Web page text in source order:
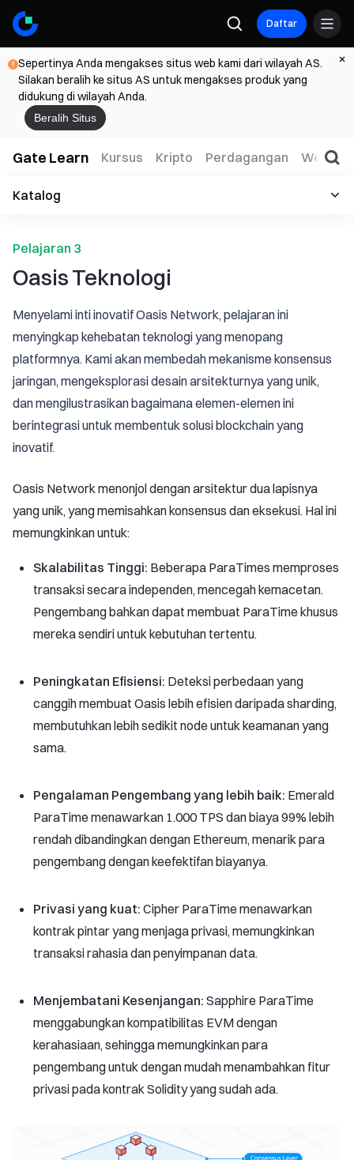
Daftar
Sepertinya Anda mengakses situs web kami dari wilayah AS.
Silakan beralih ke situs AS untuk mengakses produk yang
didukung di wilayah Anda.
Beralih Situs
Gate Learn Kursus Kripto Perdagangan Web3
Katalog
Pelajaran 3
Oasis Teknologi
Menyelami inti inovatif Oasis Network, pelajaran ini
menyingkap kehebatan teknologi yang menopang
platformnya. Kami akan membedah mekanisme konsensus
jaringan, mengeksplorasi desain arsitekturnya yang unik,
dan mengilustrasikan bagaimana elemen-elemen ini
berintegrasi untuk membentuk solusi blockchain yang
inovatif.
Oasis Network menonjol dengan arsitektur dua lapisnya
yang unik, yang memisahkan konsensus dan eksekusi. Hal ini
memungkinkan untuk:
Skalabilitas Tinggi: Beberapa ParaTimes memproses
transaksi secara independen, mencegah kemacetan.
Pengembang bahkan dapat membuat ParaTime khusus
mereka sendiri untuk kebutuhan tertentu.
Peningkatan Efisiensi: Deteksi perbedaan yang
canggih membuat Oasis lebih efisien daripada sharding,
membutuhkan lebih sedikit node untuk keamanan yang
sama.
Pengalaman Pengembang yang lebih baik: Emerald
ParaTime menawarkan 1.000 TPS dan biaya 99% lebih
rendah dibandingkan dengan Ethereum, menarik para
pengembang dengan keefektifan biayanya.
Privasi yang kuat: Cipher ParaTime menawarkan
kontrak pintar yang menjaga privasi, memungkinkan
transaksi rahasia dan penyimpanan data.
Menjembatani Kesenjangan: Sapphire ParaTime
menggabungkan kompatibilitas EVM dengan
kerahasiaan, sehingga memungkinkan para
pengembang untuk dengan mudah menambahkan fitur
privasi pada kontrak Solidity yang sudah ada.